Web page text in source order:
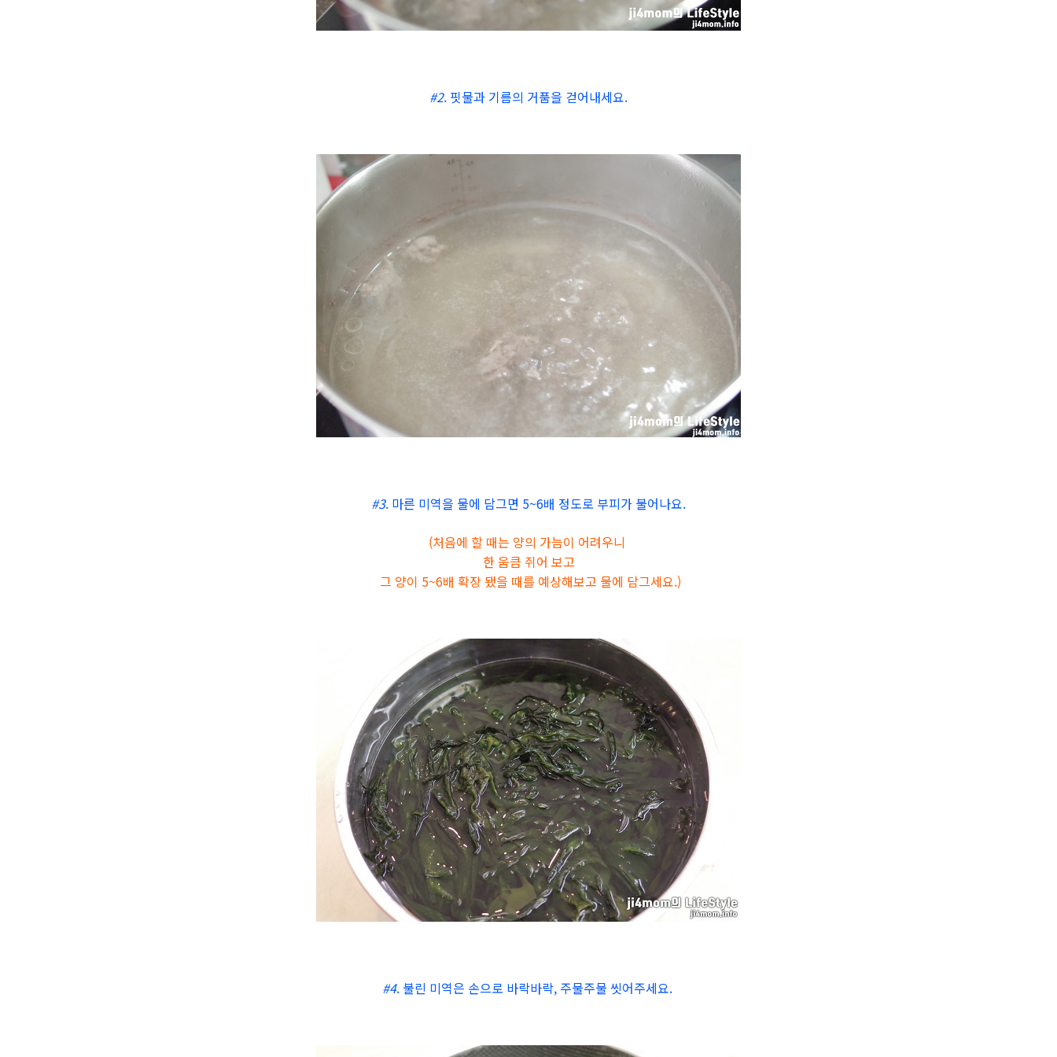
#2. 핏물과 기름의 거품을 걷어내세요.
#3. 마른 미역을 물에 담그면 5~6배 정도로 부피가 불어나요.
(처음에 할 때는 양의 가늠이 어려우니
한 움큼 쥐어 보고
그 양이 5~6배 확장 됐을 때를 예상해보고 물에 담그세요.)
#4. 불린 미역은 손으로 바락바락, 주물주물 씻어주세요.